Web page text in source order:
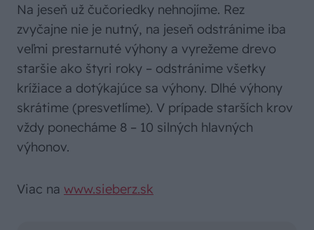
Na jeseň už čučoriedky nehnojíme. Rez
zvyčajne nie je nutný, na jeseň odstránime iba
veľmi prestarnuté výhony a vyrežeme drevo
staršie ako štyri roky – odstránime všetky
krížiace a dotýkajúce sa výhony. Dlhé výhony
skrátime (presvetlíme). V prípade starších krov
vždy ponecháme 8 – 10 silných hlavných
výhonov.
Viac na www.sieberz.sk